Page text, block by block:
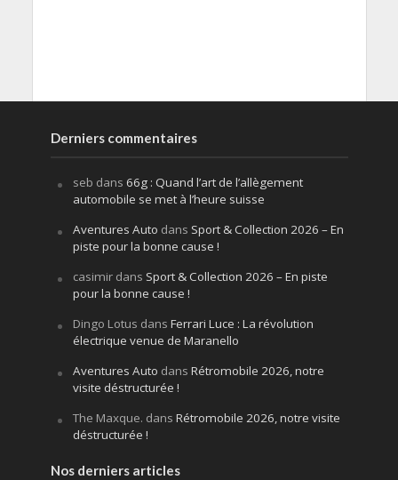
Derniers commentaires
seb dans 66g : Quand l’art de l’allègement
automobile se met à l’heure suisse
Aventures Auto dans Sport & Collection 2026 – En
piste pour la bonne cause !
casimirdans Sport & Collection 2026 – En piste
pour la bonne cause !
Dingo Lotus dans Ferrari Luce : La révolution
électrique venue de Maranello
Aventures Auto dans Rétromobile 2026, notre
visite déstructurée !
The Maxque. dans Rétromobile 2026, notre visite
déstructurée !
Nos derniers articles